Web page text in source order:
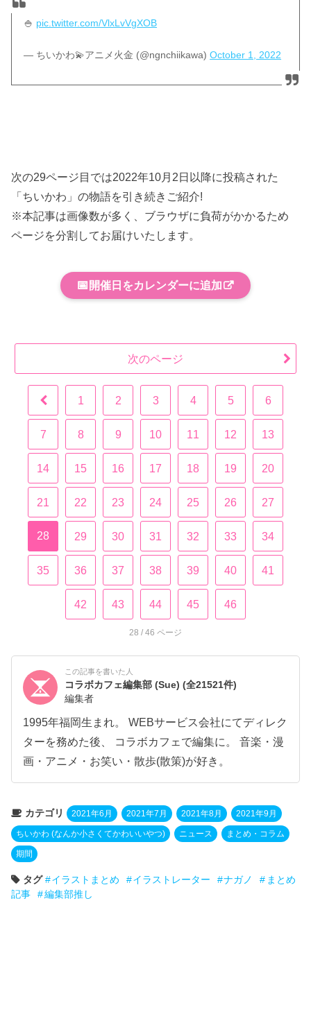
🍚 pic.twitter.com/VlxLvVgXOB
— ちいかわ💫アニメ火金 (@ngnchiikawa)October 1, 2022
次の29ページ目では2022年10月2日以降に投稿された
「ちいかわ」の物語を引き続きご紹介!
※本記事は画像数が多く、ブラウザに負荷がかかるため
ページを分割してお届けいたします。
📅 開催日をカレンダーに追加
1 2 3 4 5 6
7 8 9 10 11 12 13
14 15 16 17 18 19 20
21 22 23 24 25 26 27
28 29 30 31 32 33 34
35 36 37 38 39 40 41
42 43 44 45 46
次のページ
28 / 46 ページ
この記事を書いた人
コラボカフェ編集部 (Sue)(全21521件)
編集者
1995年福岡生まれ。 WEBサービス会社にてディレク
ターを務めた後、 コラボカフェで編集に。 音楽・漫
画・アニメ・お笑い・散歩(散策)が好き。
カテゴリ 2021年6月 2021年7月 2021年8月 2021年9月
ちいかわ (なんか小さくてかわいいやつ) ニュース まとめ・コラム
期間
タグ イラストまとめ イラストレーター ナガノ
まとめ
記事
編集部推し